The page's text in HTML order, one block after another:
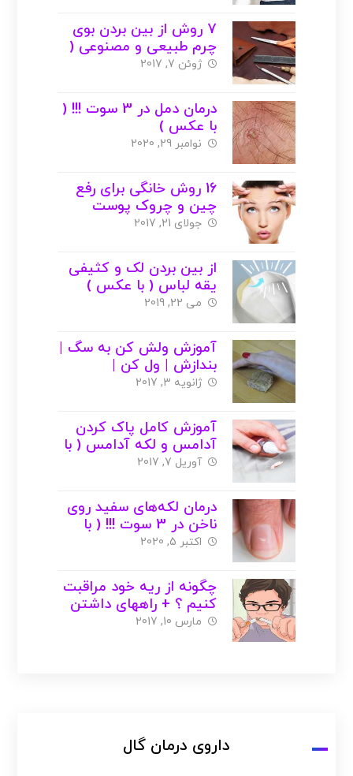
7 روش از بین بردن بوی
چرم طبیعی و مصنوعی (
با عکس )
ژوئن 7, 2017
درمان دمل در 3 سوت !!! (
با عکس )
نوامبر 29, 2020
16 روش خانگی برای رفع
چین و چروک پوست
صورت ( با عکس )
جولای 21, 2017
از بین بردن لک و کثیفی
یقه لباس ( با عکس )
می 22, 2019
آموزش ولش کن به سگ |
بندازش | ول کن |
ژانویه 3, 2017
آموزش کامل پاک کردن
آدامس و لکه آدامس ( با
عکس )
آوریل 7, 2017
درمان لکه‌های سفید روی
ناخن در 3 سوت !!! ( با
عکس )
اکتبر 5, 2020
چگونه از ریه خود مراقبت
کنیم ؟ + راههای داشتن
ریه سالم + عکس
مارس 10, 2017
داروی درمان گال